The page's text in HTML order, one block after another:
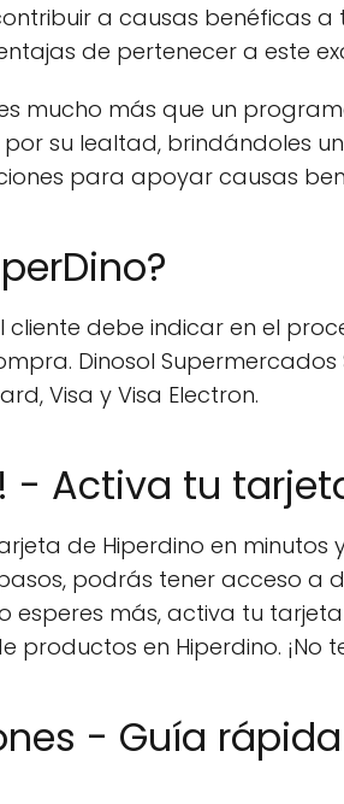
a causas benéficas
de pertenecer a este
es mucho más que un
su lealtad, brindándoles
para apoyar causas
cliente debe indicar en el
Dinosol Supermercados
Visa y Visa Electron.
- Activa tu
de Hiperdino en
podrás tener acceso a
esperes más, activa tu
en Hiperdino. ¡No
- Guía